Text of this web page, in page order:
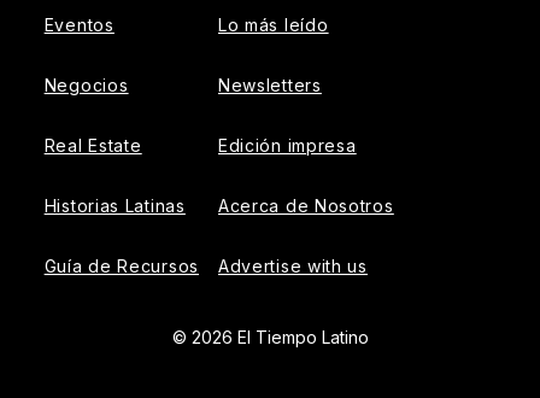
Eventos
Negocios
Real Estate
Historias Latinas
Guía de Recursos
Lo más leído
Newsletters
Edición impresa
Acerca de Nosotros
Advertise with us
© 2026 El Tiempo Latino